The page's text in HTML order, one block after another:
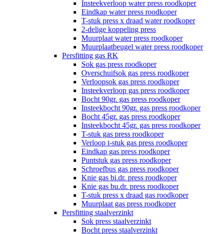
Insteekverloop water press roodkoper
Eindkap water press roodkoper
T-stuk press x draad water roodkoper
2-delige koppeling press
Muurplaat water press roodkoper
Muurplaatbeugel water press roodkoper
Persfitting gas RK
Sok gas press roodkoper
Overschuifsok gas press roodkoper
Verloopsok gas press roodkoper
Insteekverloop gas press roodkoper
Bocht 90gr. gas press roodkoper
Insteekbocht 90gr. gas press roodkoper
Bocht 45gr. gas press roodkoper
Insteekbocht 45gr. gas press roodkoper
T-stuk gas press roodkoper
Verloop t-stuk gas press roodkoper
Eindkap gas press roodkoper
Puntstuk gas press roodkoper
Schroefbus gas press roodkoper
Knie gas bi.dr. press roodkoper
Knie gas bu.dr. press roodkoper
T-stuk press x draad gas roodkoper
Muurplaat gas press roodkoper
Persfitting staalverzinkt
Sok press staalverzinkt
Bocht press staalverzinkt